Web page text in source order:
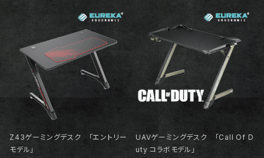
Z43ゲーミングデスク 「エントリー
モデル」
UAVゲーミングデスク 「Call Of D
uty コラボモデル」